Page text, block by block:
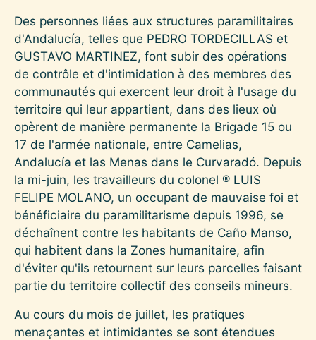
Des personnes liées aux structures paramilitaires
d'Andalucía, telles que PEDRO TORDECILLAS et
GUSTAVO MARTINEZ, font subir des opérations
de contrôle et d'intimidation à des membres des
communautés qui exercent leur droit à l'usage du
territoire qui leur appartient, dans des lieux où
opèrent de manière permanente la Brigade 15 ou
17 de l'armée nationale, entre Camelias,
Andalucía et las Menas dans le Curvaradó. Depuis
la mi-juin, les travailleurs du colonel ® LUIS
FELIPE MOLANO, un occupant de mauvaise foi et
bénéficiaire du paramilitarisme depuis 1996, se
déchaînent contre les habitants de Caño Manso,
qui habitent dans la Zones humanitaire, afin
d'éviter qu'ils retournent sur leurs parcelles faisant
partie du territoire collectif des conseils mineurs.
Au cours du mois de juillet, les pratiques
menaçantes et intimidantes se sont étendues